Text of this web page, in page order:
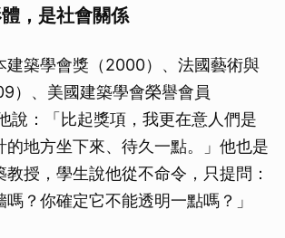
，是社會關係
建築學會獎（2000）、法國藝術與
）、美國建築學會榮譽會員
說：「比起獎項，我更在意人們是
的地方坐下來、待久一點。」他也是
授，學生說他從不命令，只提問：
嗎？你確定它不能透明一點嗎？」